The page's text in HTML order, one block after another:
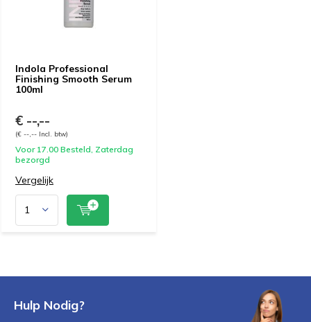
Indola Professional
Finishing Smooth Serum
100ml
€ --,--
(€ --,-- Incl. btw)
Voor 17.00 Besteld, Zaterdag
bezorgd
Vergelijk
Hulp Nodig?